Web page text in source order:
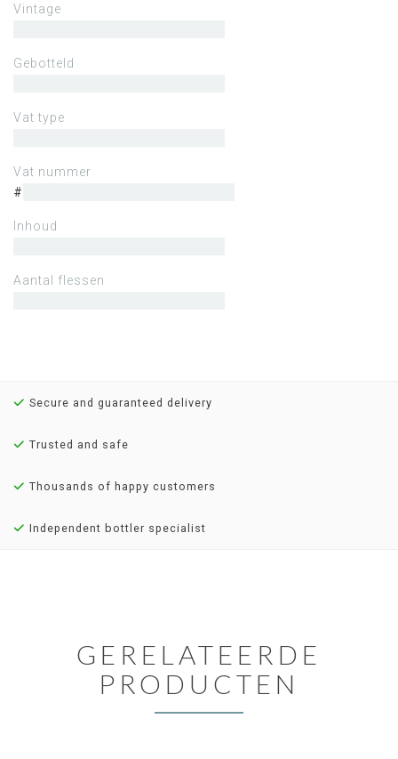
Vintage
Gebotteld
Vat type
Vat nummer
#
Inhoud
Aantal flessen
Secure and guaranteed delivery
Trusted and safe
Thousands of happy customers
Independent bottler specialist
GERELATEERDE
PRODUCTEN